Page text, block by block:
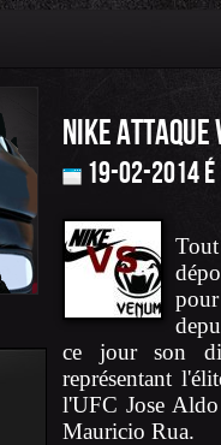
NIKE ATTAQUE
19-02-2014
ce jour son
représentant
l'UFC Jose
Mauricio Rua.